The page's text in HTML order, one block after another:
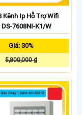
Kênh Ip Hỗ Trợ Wifi
7608NI-K1/W
Giá: 30%
5,800,000 ₫